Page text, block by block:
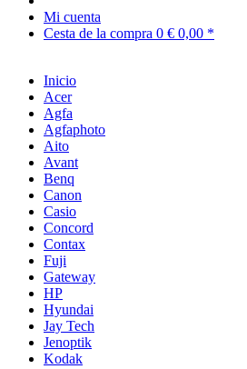
Mi cuenta
Cesta de la compra 0 € 0,00 *
Inicio
Acer
Agfa
Agfaphoto
Aito
Avant
Benq
Canon
Casio
Concord
Contax
Fuji
Gateway
HP
Hyundai
Jay Tech
Jenoptik
Kodak